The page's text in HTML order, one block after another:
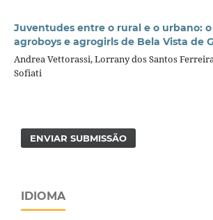
Juventudes entre o rural e o urbano: o
agroboys e agrogirls de Bela Vista de
Andrea Vettorassi, Lorrany dos Santos
Sofiati
ENVIAR SUBMISSÃO
IDIOMA